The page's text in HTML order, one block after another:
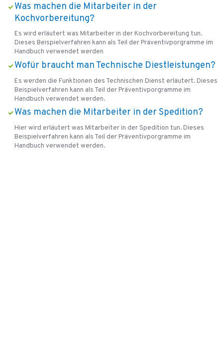
Was machen die Mitarbeiter in der
Kochvorbereitung?
Es wird erläutert was Mitarbeiter in der Kochvorbereitung tun.
Dieses Beispielverfahren kann als Teil der Präventivporgramme im
Handbuch verwendet werden
Wofür braucht man Technische Diestleistungen?
Es werden die Funktionen des Technischen Dienst erläutert. Dieses
Beispielverfahren kann als Teil der Präventivporgramme im
Handbuch verwendet werden.
Was machen die Mitarbeiter in der Spedition?
Hier wird erläutert was Mitarbeiter in der Spedition tun. Dieses
Beispielverfahren kann als Teil der Präventivporgramme im
Handbuch verwendet werden.